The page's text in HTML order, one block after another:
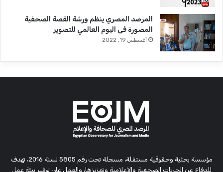
المرصد المصري ينظم ورشة القصة الصحفية
المصورة فى اليوم العالمي للتصوير
أغسطس 19, 2022
مؤسسة بحثية وحقوقية مستقلة، مسجلة تحت رقم 5805 لسنة 2016، تهدف
للدفاع عن الحريات الصحفية والإعلامية وتعزيزها، والعمل على توفير بيئة عمل